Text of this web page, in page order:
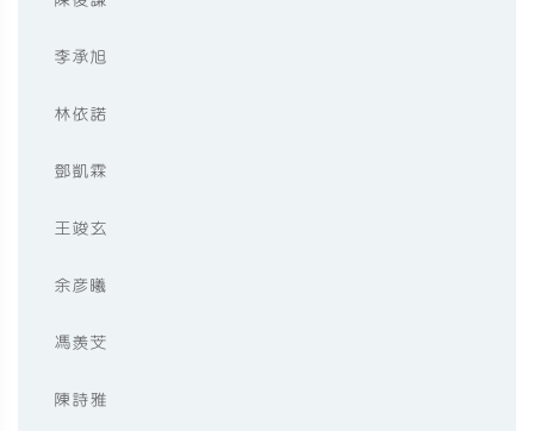
李承旭
林依諾
鄧凱霖
王竣玄
余彥曦
馮羨芠
陳詩雅